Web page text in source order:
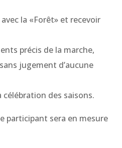
la «Forêt» et recevoir
précis de la marche,
jugement d’aucune
célébration des saisons.
participant sera en mesure